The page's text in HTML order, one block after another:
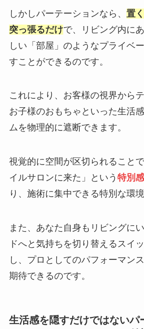
しかしパーテーションなら、 置
突っ張るだけで、リビング内に
しい「部屋」のようなプライベ
すことができるのです。
これにより、お客様の視界から
お子様のおもちゃといった生活
ムを物理的に遮断できます。
視覚的に空間が区切られること
イルサロンに来た」という 特別
り、施術に集中できる特別な環
また、あなた自身もリビングに
ドへと気持ちを切り替えるスイ
し、プロとしてのパフォーマン
期待できるのです。
生活感を隠すだけではないパ